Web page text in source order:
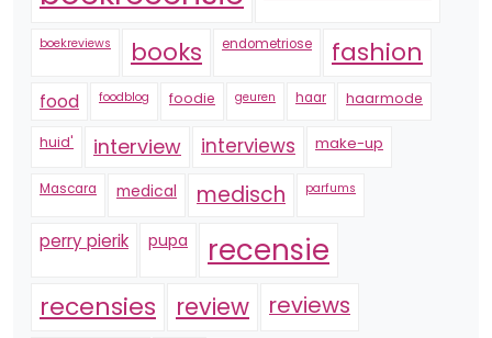
boekreviews books endometriose fashion
food foodblog foodie geuren haar haarmode
huid' interview interviews make-up
Mascara medical medisch parfums
perry pierik pupa recensie
recensies review reviews